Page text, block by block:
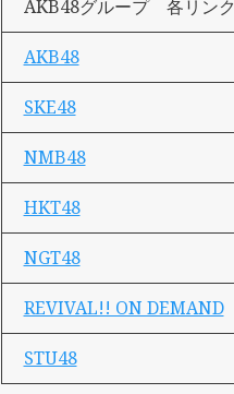
AKB48グループ 各リンク
AKB48
SKE48
NMB48
HKT48
NGT48
REVIVAL!! ON DEMAND
STU48